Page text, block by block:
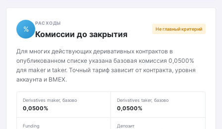
%
РАСХОДЫ
Комиссии до закрытия
Не главный критерий
Для многих действующих деривативных контрактов в
опубликованном списке указана базовая комиссия 0,0500%
для maker и taker. Точный тариф зависит от контракта, уровня
аккаунта и BMEX.
Derivatives maker, базово
0,0500%
Derivatives taker, базово
0,0500%
Funding Депозит